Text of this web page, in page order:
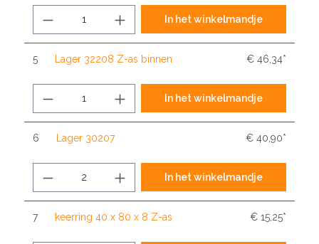
In het winkelmandje
5 Lager 32208 Z-as binnen € 46,34*
In het winkelmandje
6 Lager 30207 € 40,90*
In het winkelmandje
7 keerring 40 x 80 x 8 Z-as € 15,25*